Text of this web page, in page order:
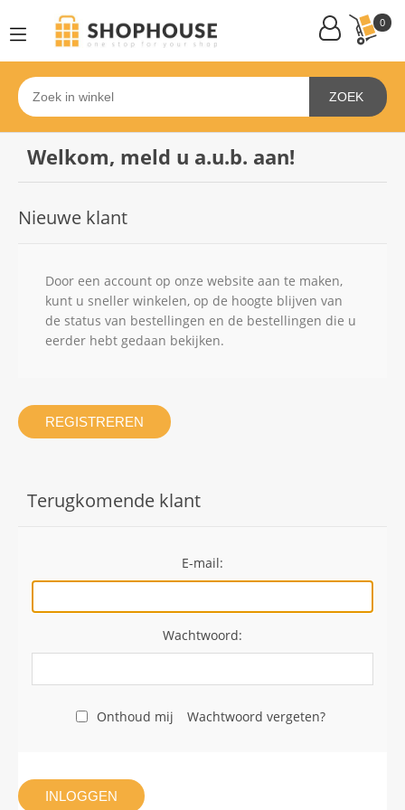
0
ZOEK
Welkom, meld u a.u.b. aan!
Nieuwe klant
Door een account op onze website aan te maken,
kunt u sneller winkelen, op de hoogte blijven van
de status van bestellingen en de bestellingen die u
eerder hebt gedaan bekijken.
REGISTREREN
Terugkomende klant
E-mail:
Wachtwoord:
Onthoud mij Wachtwoord vergeten?
INLOGGEN